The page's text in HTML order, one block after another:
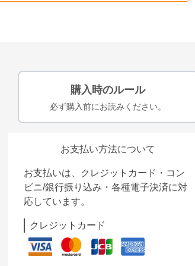
購入時のルール
必ず購入前にお読みください。
お支払い方法について
お支払いは、クレジットカード・コン
ビニ/銀行振り込み・各種電子決済に対
応しています。
クレジットカード